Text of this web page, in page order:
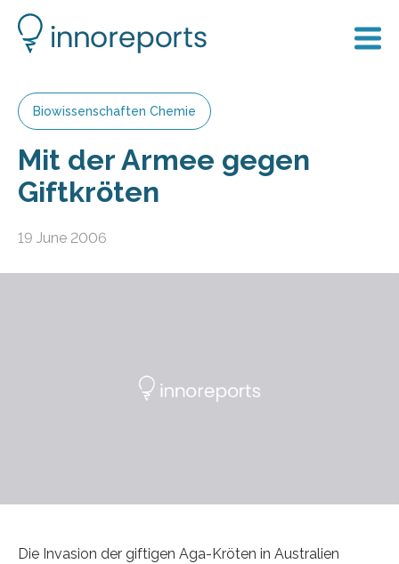
Biowissenschaften Chemie
Mit der Armee gegen
Giftkröten
19 June 2006
Die Invasion der giftigen Aga-Kröten in Australien